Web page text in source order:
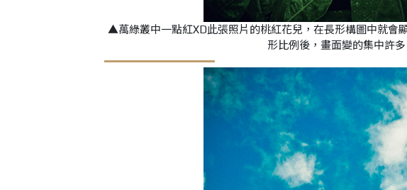
▲萬綠叢中一點紅XD此張照片的桃紅花兒，在長形構圖中就會
形比例後，畫面變的集中許